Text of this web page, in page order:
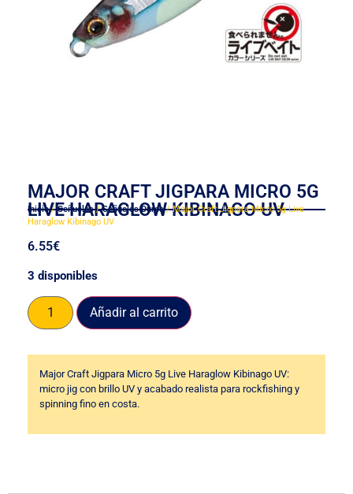
MAJOR CRAFT JIGPARA MICRO 5G
LIVE HARAGLOW KIBINAGO UV
Inicio/Señuelos/Señuelos Duros/ Major Craft Jigpara Micro 5g Live
Haraglow Kibinago UV
6.55€
3 disponibles
Añadir al carrito
Major Craft Jigpara Micro 5g Live Haraglow Kibinago UV:
micro jig con brillo UV y acabado realista para rockfishing y
spinning fino en costa.